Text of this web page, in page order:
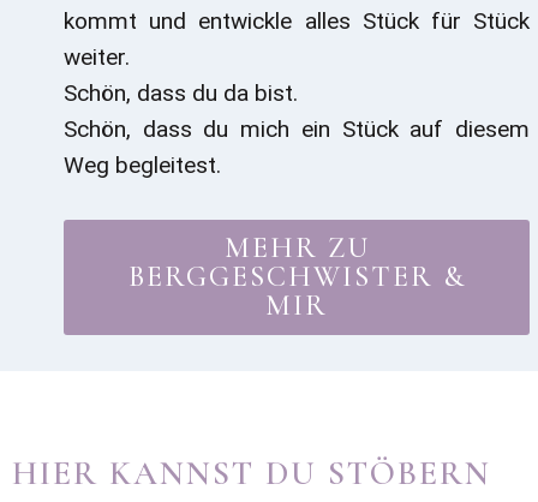
kommt und entwickle alles Stück für Stück
weiter.
Schön, dass du da bist.
Schön, dass du mich ein Stück auf diesem
Weg begleitest.
MEHR ZU
BERGGESCHWISTER &
MIR
HIER KANNST DU STÖBERN